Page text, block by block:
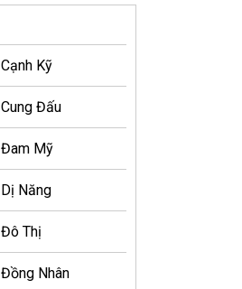
Cạnh Kỹ
Cung Đấu
Đam Mỹ
Dị Năng
Đô Thị
Đồng Nhân